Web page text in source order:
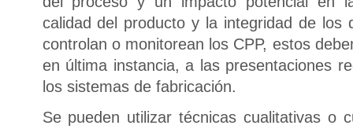
calidad del producto y la integridad de los
controlan o monitorean los CPP, estos
en última instancia, a las presentaciones
los sistemas de fabricación.
Se pueden utilizar técnicas cualitativas o